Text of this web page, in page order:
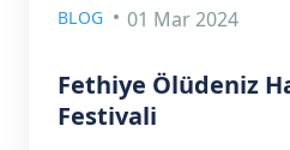
BLOG 01 Mar 2024
Fethiye Ölüdeniz
Festivali